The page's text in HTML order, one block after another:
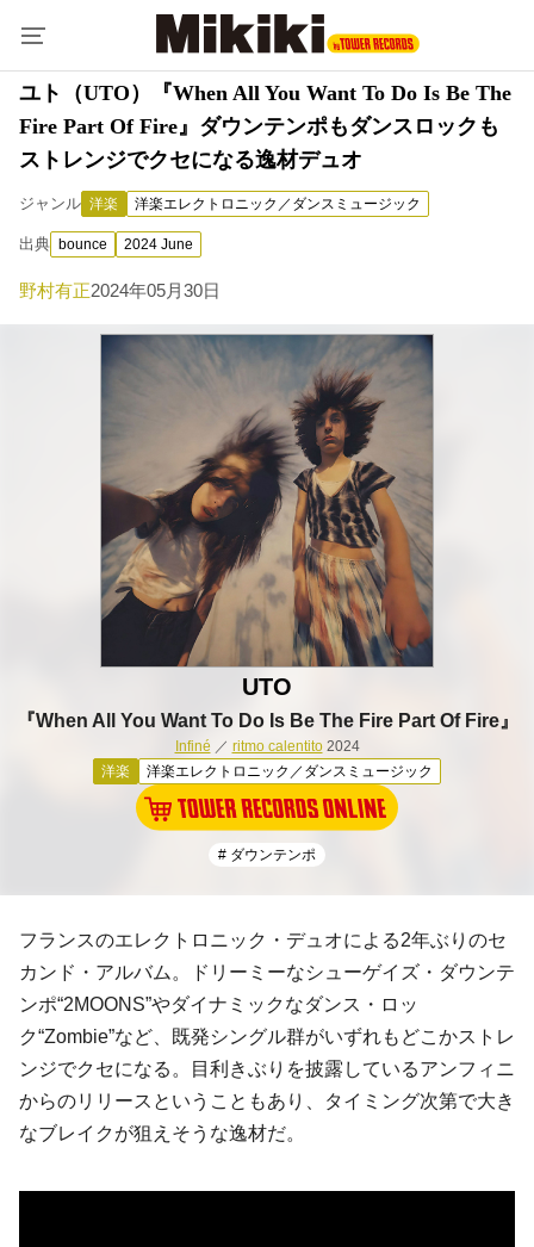
ユト（UTO）『When All You Want To Do Is Be The
Fire Part Of Fire』ダウンテンポもダンスロックも
ストレンジでクセになる逸材デュオ
ジャンル 洋楽 洋楽エレクトロニック／ダンスミュージック
出典 bounce 2024 June
野村有正2024年05月30日
UTO
『When All You Want To Do Is Be The Fire Part Of Fire』
Infiné ／ ritmo calentito2024
洋楽
洋楽エレクトロニック／ダンスミュージック
# ダウンテンポ
フランスのエレクトロニック・デュオによる2年ぶりのセ
カンド・アルバム。ドリーミーなシューゲイズ・ダウンテ
ンポ“2MOONS”やダイナミックなダンス・ロッ
ク“Zombie”など、既発シングル群がいずれもどこかストレ
ンジでクセになる。目利きぶりを披露しているアンフィニ
からのリリースということもあり、タイミング次第で大き
なブレイクが狙えそうな逸材だ。